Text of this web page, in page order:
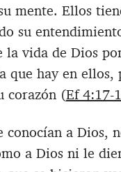
mente. Ellos
su
la vida de Dios
que hay en ellos,
corazón (Ef 4:17-
conocían a Dios,
a Dios ni le